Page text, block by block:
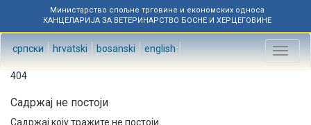
Министарство спољне трговине и економских односа
КАНЦЕЛАРИЈА ЗА ВЕТЕРИНАРСТВО БОСНЕ И ХЕРЦЕГОВИНЕ
српски hrvatski bosanski english
Toggle
404
Садржај не постоји
Садржај коју тражите не постоји.